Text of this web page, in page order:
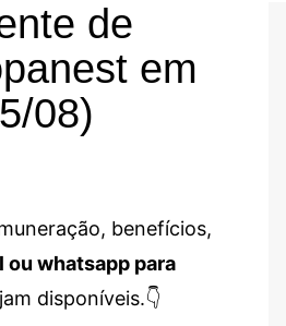
de
em
08)
benefícios,
ou whatsapp para
disponíveis.👇